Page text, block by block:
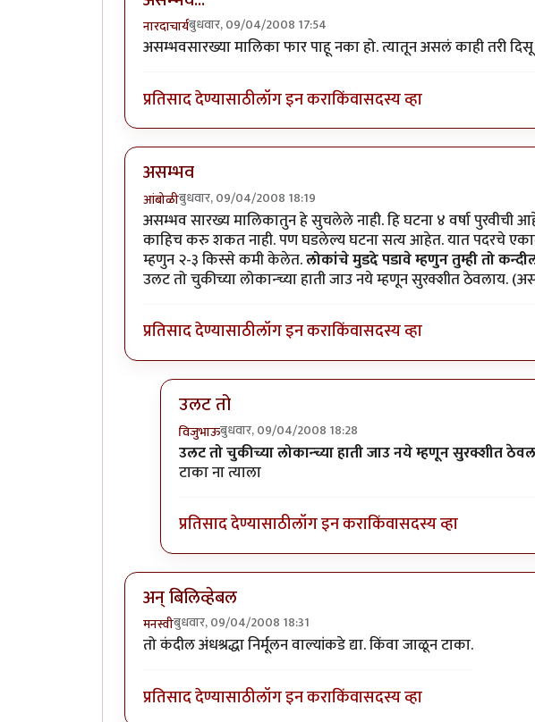
नारदाचार्यबुधवार, 09/04/2008 17:54
असम्भवसारख्या मालिका फार पाहू नका हो. त्यातून असलं काही तरी
प्रतिसाद देण्यासाठीलॉग इन कराकिंवासदस्य व्हा
असम्भव
आंबोळीबुधवार, 09/04/2008 18:19
असम्भव सारख्य मालिकातुन हे सुचलेले नाही. हि घटना ४ वर्षा पुरवीची
काहिच करु शकत नाही. पण घडलेल्य घटना सत्य आहेत. यात पदरचे
म्हणुन २-३ किस्से कमी केलेत.लोकांचे मुडदे पडावे म्हणुन तुम्ही तो
उलट तो चुकीच्या लोकान्च्या हाती जाउ नये म्हणून सुरक्शीत ठेवलाय.
प्रतिसाद देण्यासाठीलॉग इन कराकिंवासदस्य व्हा
उलट तो
विजुभाऊबुधवार, 09/04/2008 18:28
In reply toअसम्भवbyआंबोळी
उलट तो चुकीच्या लोकान्च्या हाती जाउ नये म्हणून सुरक्शीत
टाका ना त्याला
प्रतिसाद देण्यासाठीलॉग इन कराकिंवासदस्य व्हा
अन् बिलिव्हेबल
मनस्वीबुधवार, 09/04/2008 18:31
तो कंदील अंधश्रद्धा निर्मूलन वाल्यांकडे द्या. किंवा जाळून टाका.
प्रतिसाद देण्यासाठीलॉग इन कराकिंवासदस्य व्हा